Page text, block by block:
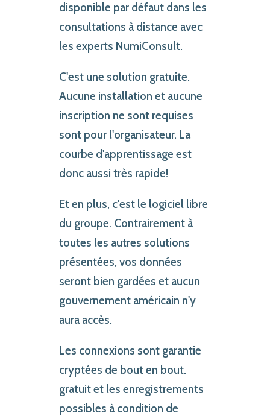
disponible par défaut dans les
consultations à distance avec
les experts NumiConsult.
C'est une solution gratuite.
Aucune installation et aucune
inscription ne sont requises
sont pour l'organisateur. La
courbe d'apprentissage est
donc aussi très rapide!
Et en plus, c'est le logiciel libre
du groupe. Contrairement à
toutes les autres solutions
présentées, vos données
seront bien gardées et aucun
gouvernement américain n'y
aura accès.
Les connexions sont garantie
cryptées de bout en bout.
gratuit et les enregistrements
possibles à condition de